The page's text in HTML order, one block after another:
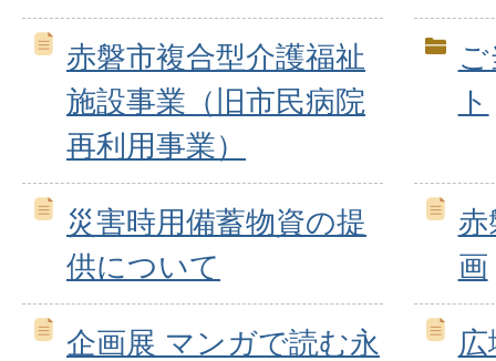
赤磐市複合型介護福祉
施設事業（旧市民病院
再利用事業）
ト
災害時用備蓄物資の提
供について
赤
画
企画展 マンガで読む永